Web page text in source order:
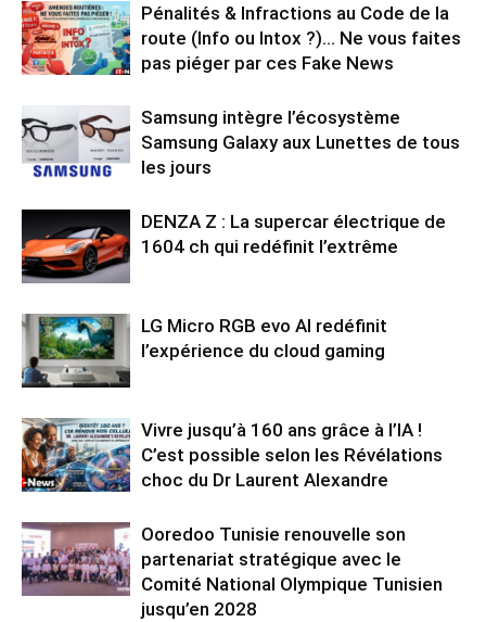
Pénalités & Infractions au Code de la
route (Info ou Intox ?)… Ne vous faites
pas piéger par ces Fake News
Samsung intègre l’écosystème
Samsung Galaxy aux Lunettes de tous
les jours
DENZA Z : La supercar électrique de
1604 ch qui redéfinit l’extrême
LG Micro RGB evo AI redéfinit
l’expérience du cloud gaming
Vivre jusqu’à 160 ans grâce à l’IA !
C’est possible selon les Révélations
choc du Dr Laurent Alexandre
Ooredoo Tunisie renouvelle son
partenariat stratégique avec le
Comité National Olympique Tunisien
jusqu’en 2028